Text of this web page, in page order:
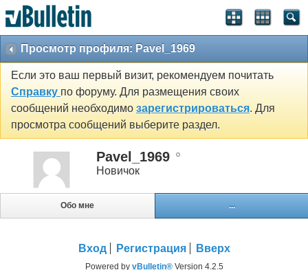
Просмотр профиля: Pavel_1969
Если это ваш первый визит, рекомендуем почитать
Справку по форуму. Для размещения своих
сообщений необходимо зарегистрироваться. Для
просмотра сообщений выберите раздел.
Pavel_1969
Новичок
Обо мне ...
Вход Регистрация Вверх
Powered by vBulletin®Version 4.2.5